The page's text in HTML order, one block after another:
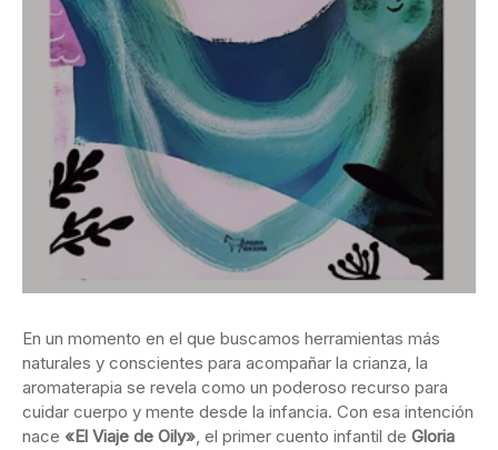
En un momento en el que buscamos herramientas más
naturales y conscientes para acompañar la crianza, la
aromaterapia se revela como un poderoso recurso para
cuidar cuerpo y mente desde la infancia. Con esa intención
nace «El Viaje de Oily», el primer cuento infantil de Gloria